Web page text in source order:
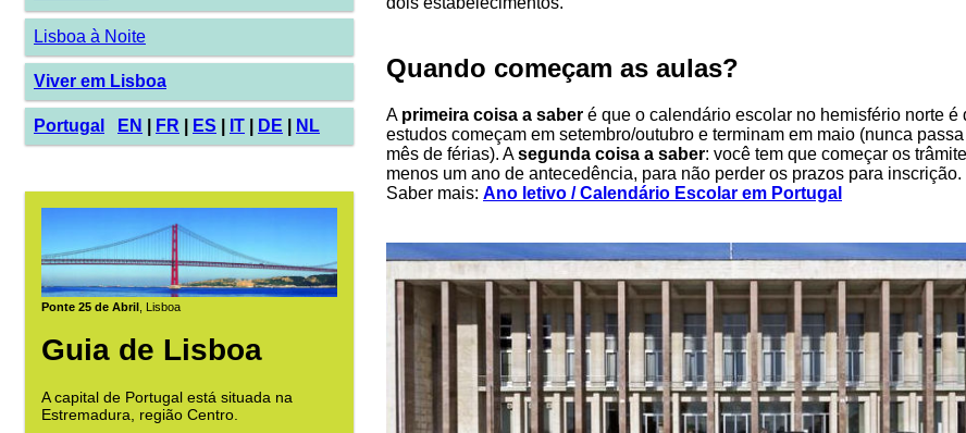
Lisboa à Noite
Viver em Lisboa
Portugal EN FR ES IT DE NL
Ponte 25 de Abril , Lisboa
Guia de Lisboa
A capital de Portugal está situada na
Estremadura, região Centro.
Quando começam as aulas?
A primeira coisa a saber é que o calendário escolar no hemisfério norte é
estudos começam em setembro/outubro e terminam em maio (nunca
mês de férias). Asegunda coisa a saber: você tem que começar os
menos um ano de antecedência, para não perder os prazos para inscrição.
Saber mais: Ano letivo / Calendário Escolar em Portugal